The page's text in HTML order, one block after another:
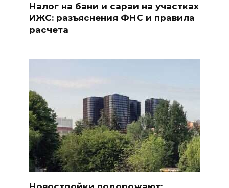
Налог на бани и сараи на участках
ИЖС: разъяснения ФНС и правила
расчета